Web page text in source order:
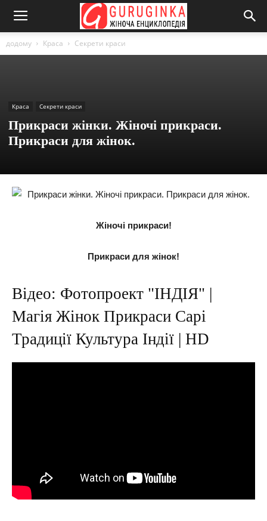
додому Краса Секрети краси
Краса Секрети краси
Прикраси жінки. Жіночі прикраси.
Прикраси для жінок.
Жіночі прикраси!
Прикраси для жінок!
Відео: Фотопроект "ІНДІЯ" |
Магія Жінок Прикраси Сарі
Традиції Культура Індії | HD